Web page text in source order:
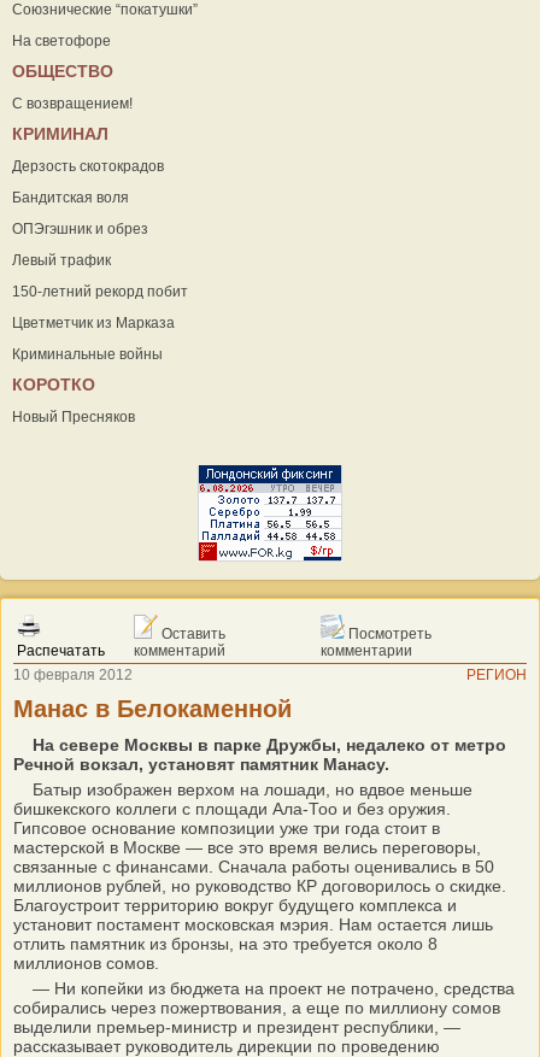
Союзнические “покатушки”
На светофоре
ОБЩЕСТВО
С возвращением!
КРИМИНАЛ
Дерзость скотокрадов
Бандитская воля
ОПЭгэшник и обрез
Левый трафик
150-летний рекорд побит
Цветметчик из Марказа
Криминальные войны
КОРОТКО
Новый Пресняков
Распечатать
Оставить
комментарий
Посмотреть
комментарии
10 февраля 2012
РЕГИОН
Манас в Белокаменной
На севере Москвы в парке Дружбы, недалеко от метро
Речной вокзал, установят памятник Манасу.
Батыр изображен верхом на лошади, но вдвое меньше
бишкекского коллеги с площади Ала-Тоо и без оружия.
Гипсовое основание композиции уже три года стоит в
мастерской в Москве — все это время велись переговоры,
связанные с финансами. Сначала работы оценивались в 50
миллионов рублей, но руководство КР договорилось о скидке.
Благоустроит территорию вокруг будущего комплекса и
установит постамент московская мэрия. Нам остается лишь
отлить памятник из бронзы, на это требуется около 8
миллионов сомов.
— Ни копейки из бюджета на проект не потрачено, средства
собирались через пожертвования, а еще по миллиону сомов
выделили премьер-министр и президент республики, —
рассказывает руководитель дирекции по проведению